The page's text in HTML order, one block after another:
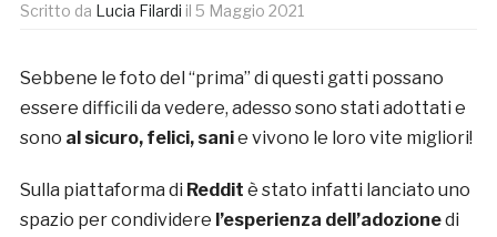
Scritto da Lucia Filardi il 5 Maggio 2021
Sebbene le foto del “prima” di questi gatti possano
essere difficili da vedere, adesso sono stati adottati e
sono al sicuro, felici, sanie vivono le loro vite migliori!
Sulla piattaforma di Reddit è stato infatti lanciato uno
spazio per condividere l’esperienza dell’adozionedi